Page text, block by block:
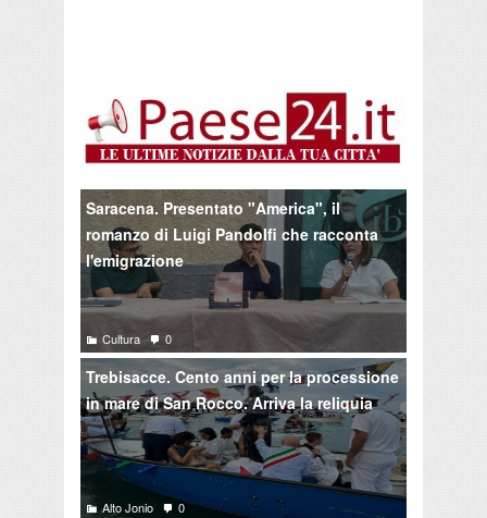
Saracena. Presentato "America", il
romanzo di Luigi Pandolfi che racconta
l'emigrazione
Cultura 0
Trebisacce. Cento anni per la processione
in mare di San Rocco. Arriva la reliquia
Alto Jonio 0